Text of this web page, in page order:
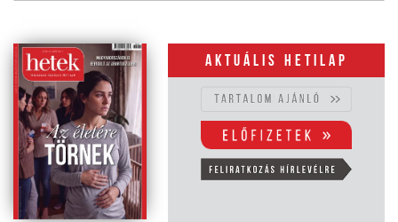
Aktuális hetilap